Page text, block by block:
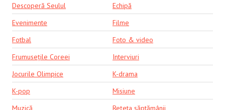
Descoperă Seulul
Echipă
Evenimente
Filme
Fotbal
Foto & video
Frumusețile Coreei
Interviuri
Jocurile Olimpice
K-drama
K-pop
Misiune
Muzică
Rețeta săptămânii